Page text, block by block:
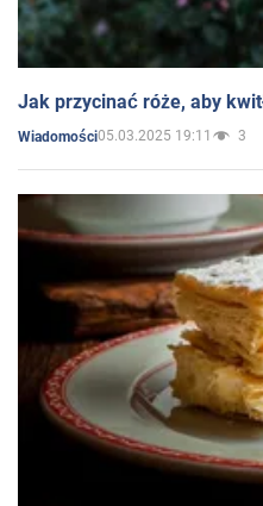
Jak przycinać róże, aby
Wiadomości05.03.2025 19:11 3